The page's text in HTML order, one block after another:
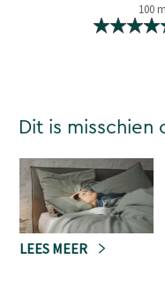
100
Dit is misschien
LEES MEER